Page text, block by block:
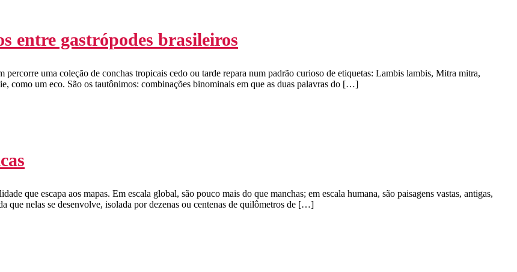
entre gastrópodes brasileiros
uma coleção de conchas tropicais cedo ou tarde repara num padrão curioso de etiquetas: Lambis lambis, Mitra mitra,
como um eco. São os tautônimos: combinações binominais em que as duas palavras do […]
que escapa aos mapas. Em escala global, são pouco mais do que manchas; em escala humana, são paisagens vastas, antigas,
nelas se desenvolve, isolada por dezenas ou centenas de quilômetros de […]